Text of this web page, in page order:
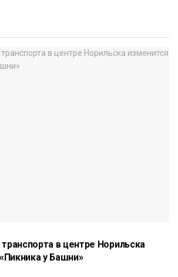
в центре Норильска
у Башни»